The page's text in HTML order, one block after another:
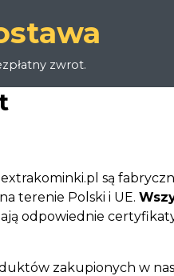
zwrot.
są
terenie Polski i UE.
odpowiednie
zakupionych w